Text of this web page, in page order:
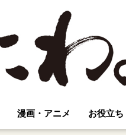
漫画・アニメ お役立ち